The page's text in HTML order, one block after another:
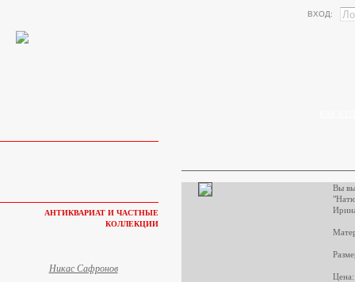
ВХОД:
Вы
АНТИКВАРИАТ И ЧАСТНЫЕ
КОЛЛЕКЦИИ
Никас Сафронов